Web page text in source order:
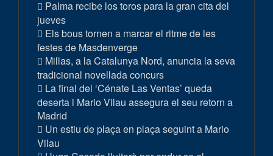
Palma recibe los toros para la gran cita del
jueves
Els bous tornen a marcar el ritme de les
festes de Masdenverge
Millas, a la Catalunya Nord, anuncia la seva
tradicional novellada concurs
La final del ‘Cénate Las Ventas’ queda
deserta i Mario Vilau assegura el seu retorn a
Madrid
Un estiu de plaça en plaça seguint a Mario
Vilau